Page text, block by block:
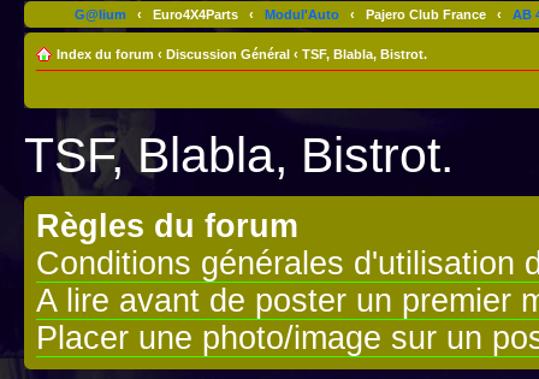
G@lium ‹ Euro4X4Parts ‹ Modul'Auto ‹ Pajero Club France ‹ AB
Index du forum ‹ Discussion Général ‹ TSF, Blabla, Bistrot.
TSF, Blabla, Bistrot.
Règles du forum
Conditions générales d'utilisation
A lire avant de poster un premier
Placer une photo/image sur un